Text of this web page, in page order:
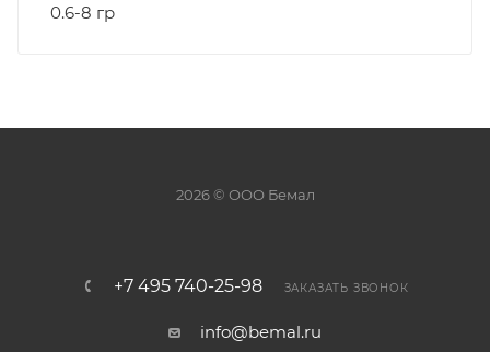
0.6-8 гр
2026 © ООО Бемал
+7 495 740-25-98 ЗАКАЗАТЬ ЗВОНОК
info@bemal.ru